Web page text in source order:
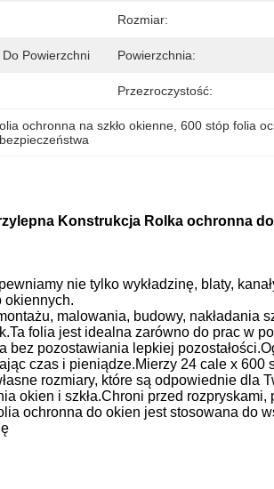
Rozmiar:
Powierzchni Powierzchnia:
Przezroczystość:
ochronna na szkło okienne , 600 stóp folia
Konstrukcja Rolka ochronna
nie tylko wykładzinę, blaty,
okiennych.
malowania, budowy, nakładania
folia jest idealna zarówno do prac w
bez pozostawiania lepkiej
czas i pieniądze.Mierzy 24 cale x 600
rozmiary, które są odpowiednie dla
okien i szkła.Chroni przed rozpryskami,
ochronna do okien jest stosowana do